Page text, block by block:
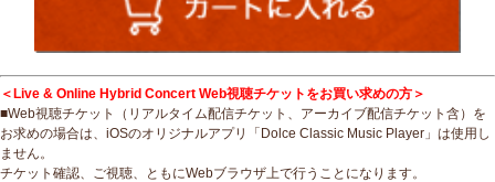
＜Live & Online Hybrid Concert Web視聴チケットをお買い求めの方＞
■Web視聴チケット（リアルタイム配信チケット、アーカイブ配信チケット含）を
お求めの場合は、iOSのオリジナルアプリ「Dolce Classic Music Player」は使用し
ません。
チケット確認、ご視聴、ともにWebブラウザ上で行うことになります。